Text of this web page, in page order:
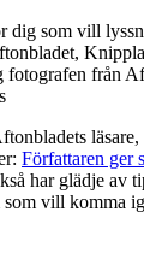
fotografen från
Författaren ger
har glädje av
som vill komma